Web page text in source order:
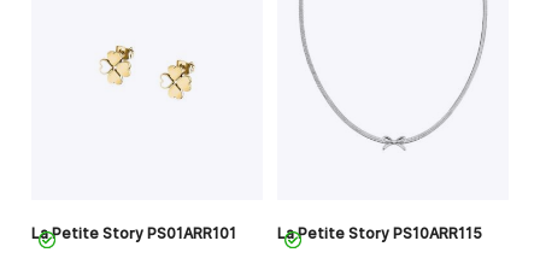
La Petite Story PS01ARR101 La Petite Story PS10ARR115